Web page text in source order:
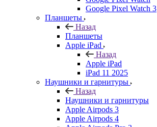
Google Pixel Watch 3
Планшеты
Назад
Планшеты
Apple iPad
Назад
Apple iPad
iPad 11 2025
Наушники и гарнитуры
Назад
Наушники и гарнитуры
Apple Airpods 3
Apple Airpods 4